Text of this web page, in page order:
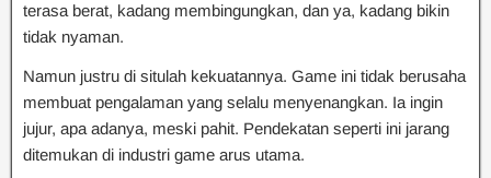
terasa berat, kadang membingungkan, dan ya, kadang bikin
tidak nyaman.
Namun justru di situlah kekuatannya. Game ini tidak berusaha
membuat pengalaman yang selalu menyenangkan. Ia ingin
jujur, apa adanya, meski pahit. Pendekatan seperti ini jarang
ditemukan di industri game arus utama.